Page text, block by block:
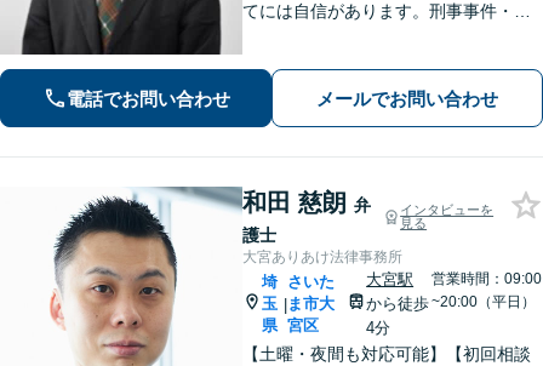
てには自信があります。刑事事件・離
わせ下さい。
電話でお問い合わせ メールでお問い合わせ
和田 慈朗 弁
護士
インタビューを
見る
大宮ありあけ法律事務所
埼
玉
県
|
さいた
ま市大
宮区
大宮駅
から徒歩
4分
営業時間：09:00
~20:00（平日）
【土曜・夜間も対応可能】【初回相談